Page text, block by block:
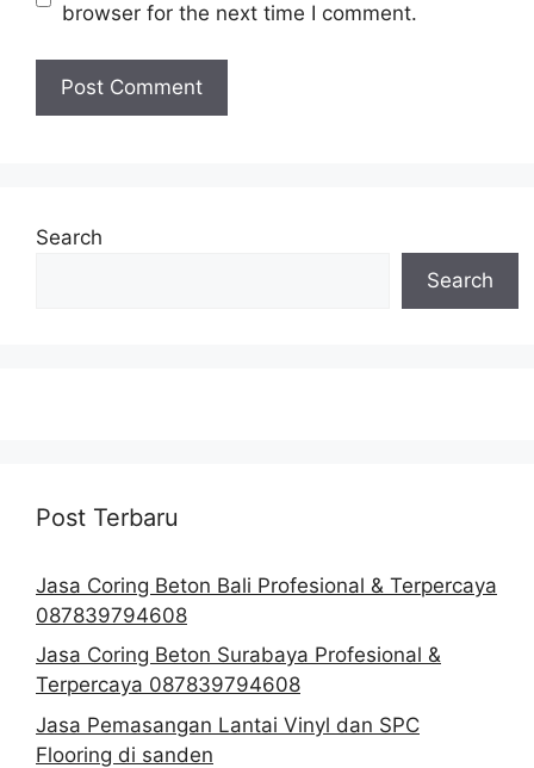
browser for the next time I comment.
Search
Search
Post Terbaru
Jasa Coring Beton Bali Profesional & Terpercaya
087839794608
Jasa Coring Beton Surabaya Profesional &
Terpercaya 087839794608
Jasa Pemasangan Lantai Vinyl dan SPC
Flooring di sanden